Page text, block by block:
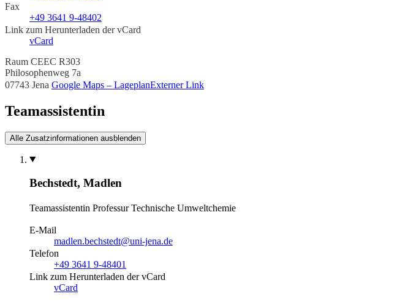
Fax
+49 3641 9-48402
Link zum Herunterladen der vCard
vCard
Raum CEEC R303
Philosophenweg 7a
07743 Jena Google Maps – LageplanExterner Link
Teamassistentin
Alle Zusatzinformationen ausblenden
Bechstedt, Madlen
Teamassistentin Professur Technische Umweltchemie
E-Mail
madlen.bechstedt@uni-jena.de
Telefon
+49 3641 9-48401
Link zum Herunterladen der vCard
vCard